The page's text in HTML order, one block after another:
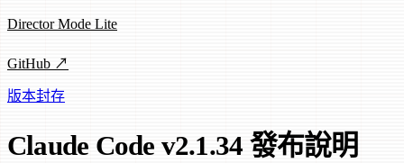
Director Mode Lite
GitHub ↗
版本封存
Claude Code v2.1.34 發布說明